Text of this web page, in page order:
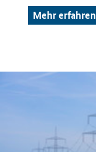
Mehr erfahren